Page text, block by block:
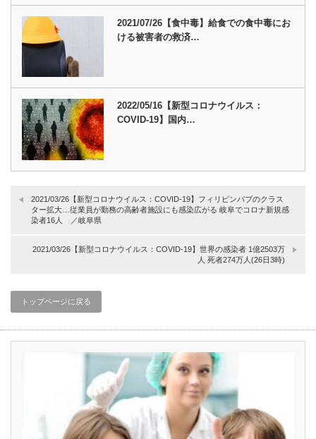
2021/07/26【食中毒】給食での食中毒にお
ける被害者の救済…
2022/05/16【新型コロナウイルス：
COVID-19】国内…
2021/03/26【新型コロナウイルス：COVID-19】フィリピンパブのクラス
ター拡大…従業員が勤務の高齢者施設にも感染広がる 岐阜でコロナ新規感
染者16人 ／岐阜県
2021/03/26【新型コロナウイルス：COVID-19】世界の感染者 1億2503万
人 死者274万人(26日3時)
トップページに戻る